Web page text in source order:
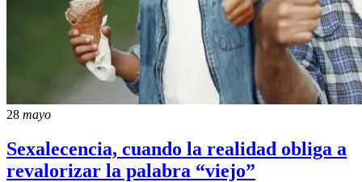
28 mayo
Sexalecencia, cuando la realidad obliga a
revalorizar la palabra “viejo”